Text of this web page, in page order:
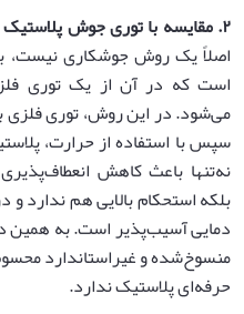
۲.مقایسه با توری جوش پلاستیک
اصلاً یک روش جوشکاری نیست،
است که در آن از یک توری
می‌شود. در این روش، توری فلزی
سپس با استفاده از حرارت،
نه‌تنها باعث کاهش
بلکه استحکام بالایی هم ندارد و
دمایی آسیب‌پذیر است. به
منسوخ‌شده و غیراستاندارد
حرفه‌ای پلاستیک ندارد.